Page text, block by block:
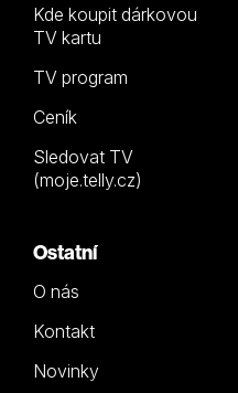
Kde koupit dárkovou
TV kartu
TV program
Ceník
Sledovat TV
(moje.telly.cz)
Ostatní
O nás
Kontakt
Novinky